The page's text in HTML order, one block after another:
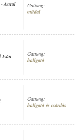
-Antal
Gattung:
műdal
Iván
Gattung:
hallgató
Gattung:
hallgató és csárdás